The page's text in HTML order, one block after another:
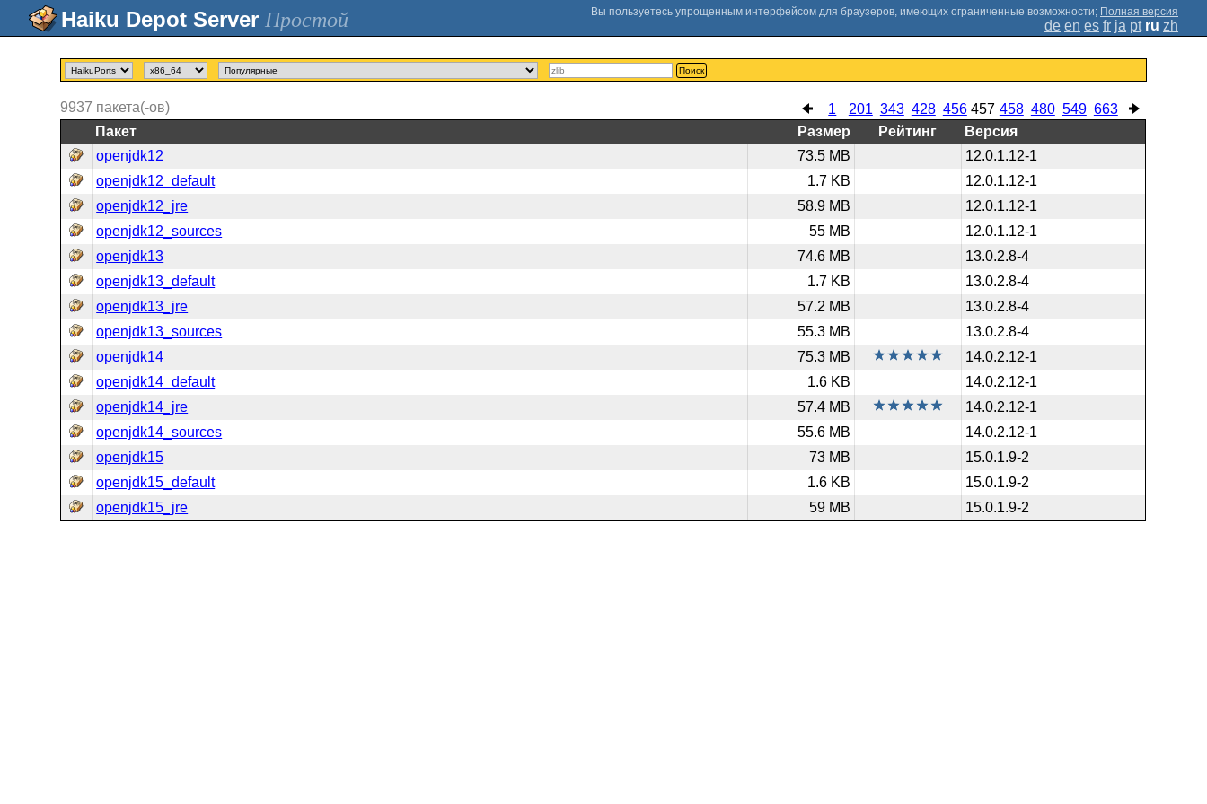
Простой ; Полная версия
de en es fr ja pt ru zh
Поиск
1 201 343 428 456 457 458 480 549 663
9937 пакета(-ов)
Пакет
Размер Рейтинг
Версия
openjdk12
73.5 MB
12.0.1.12-1
openjdk12_default
1.7 KB
12.0.1.12-1
openjdk12_jre
58.9 MB
12.0.1.12-1
openjdk12_sources
55 MB
12.0.1.12-1
openjdk13
74.6 MB
13.0.2.8-4
openjdk13_default
1.7 KB
13.0.2.8-4
openjdk13_jre
57.2 MB
13.0.2.8-4
openjdk13_sources
55.3 MB
13.0.2.8-4
openjdk14
75.3 MB
14.0.2.12-1
openjdk14_default
1.6 KB
14.0.2.12-1
openjdk14_jre
57.4 MB
14.0.2.12-1
openjdk14_sources
55.6 MB
14.0.2.12-1
openjdk15
73 MB
15.0.1.9-2
openjdk15_default
1.6 KB
15.0.1.9-2
openjdk15_jre
59 MB 15.0.1.9-2